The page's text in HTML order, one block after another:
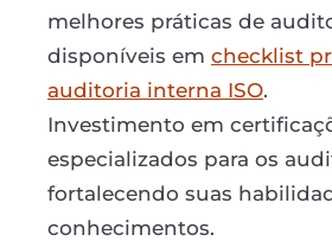
melhores práticas de
disponíveis em checklist
auditoria interna ISO.
Investimento em
especializados para os
fortalecendo suas
conhecimentos.